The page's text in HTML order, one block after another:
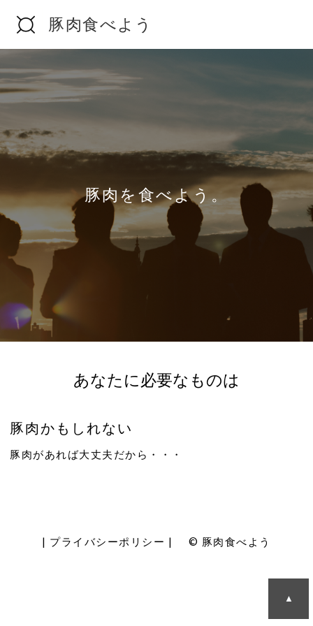
豚肉食べよう
HOME
養豚協会
掲示板
会員ページ
豚肉を食べよう。
あなたに必要なものは
豚肉かもしれない
豚肉があれば大丈夫だから・・・
▲
| プライバシーポリシー | © 豚肉食べよう